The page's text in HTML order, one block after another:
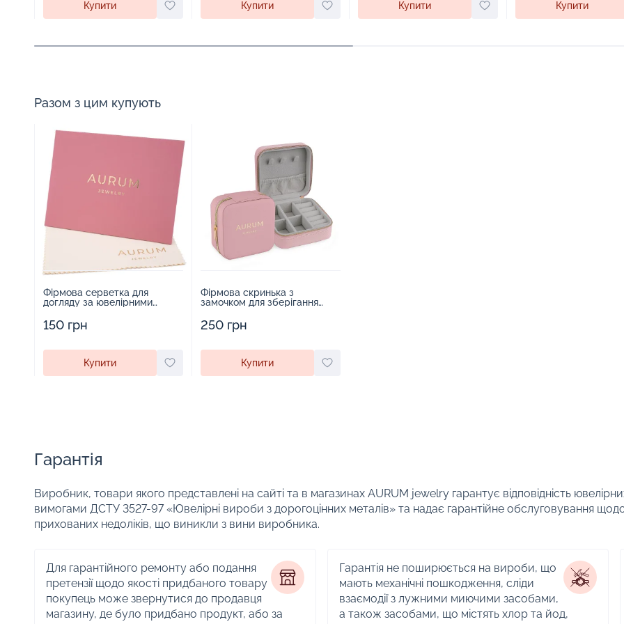
Купити Купити Купити Купити
Разом з цим купують
Фірмова серветка для
догляду за ювелірними
150 грн
Купити
Фірмова скринька з
замочком для зберігання
250 грн
Купити
Гарантія
Виробник, товари якого представлені на сайті та в магазинах AURUM jewelry гарантує відповідність
вимогами ДСТУ 3527-97 «Ювелірні вироби з дорогоцінних металів» та надає гарантійне обслуговування
прихованих недоліків, що виникли з вини виробника.
Для гарантійного ремонту або подання
претензії щодо якості придбаного товару
покупець може звернутися до продавця
магазину, де було придбано продукт, або за
Гарантія не поширюється на вироби, що
мають механічні пошкодження, сліди
взаємодії з лужними миючими засобами,
а також засобами, що містять хлор та йод,